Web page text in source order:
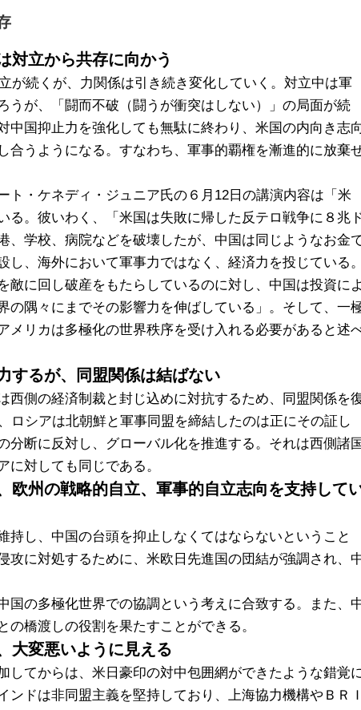
対立から共存に向かう
が続くが、力関係は引き続き変化していく。対立中は軍
うが、「闘而不破（闘うが衝突はしない）」の局面が続
中国抑止力を強化しても無駄に終わり、米国の内向き志
合うようになる。すなわち、軍事的覇権を漸進的に放棄
・ケネディ・ジュニア氏の６月12日の講演内容は「米
る。彼いわく、「米国は失敗に帰した反テロ戦争に８兆
、学校、病院などを破壊したが、中国は同じようなお金
し、海外において軍事力ではなく、経済力を投じている。
敵に回し破産をもたらしているのに対し、中国は投資によ
の隅々にまでその影響力を伸ばしている」。そして、一
メリカは多極化の世界秩序を受け入れる必要があると述
するが、同盟関係は結ばない
側の経済制裁と封じ込めに対抗するため、同盟関係を
ロシアは北朝鮮と軍事同盟を締結したのは正にその証し
分断に反対し、グローバル化を推進する。それは西側諸国
に対しても同じである。
欧州の戦略的自立、軍事的自立志向を支持して
し、中国の台頭を抑止しなくてはならないということ
攻に対処するために、米欧日先進国の団結が強調され、
の多極化世界での協調という考えに合致する。また、
の橋渡しの役割を果たすことができる。
大変悪いように見える
てからは、米日豪印の対中包囲網ができたような錯覚
ンドは非同盟主義を堅持しており、上海協力機構やＢＲＩ